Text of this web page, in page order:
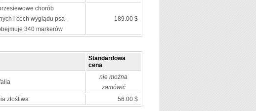
chorób
i cech wyglądu psa –
340 markerów
189.00 $
Standardowa
cena
nie można
zamówić
złośliwa 56.00 $